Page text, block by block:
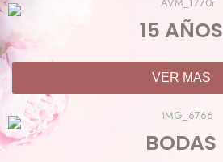
15 AÑOS
VER MAS
BODAS